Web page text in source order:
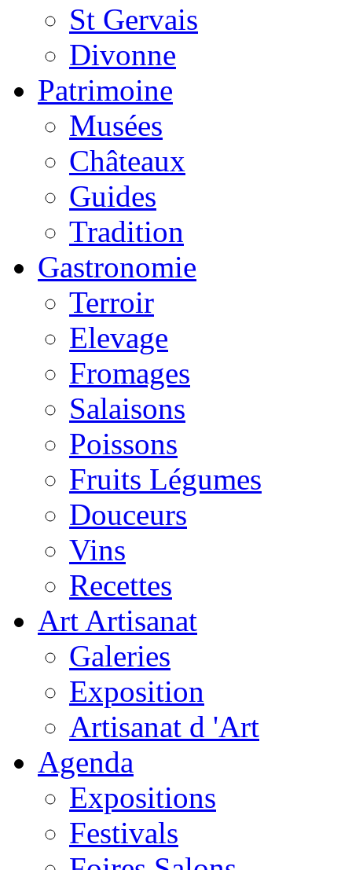
St Gervais
Divonne
Patrimoine
Musées
Châteaux
Guides
Tradition
Gastronomie
Terroir
Elevage
Fromages
Salaisons
Poissons
Fruits Légumes
Douceurs
Vins
Recettes
Art Artisanat
Galeries
Exposition
Artisanat d 'Art
Agenda
Expositions
Festivals